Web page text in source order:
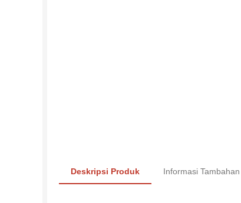
Deskripsi Produk Informasi Tambahan